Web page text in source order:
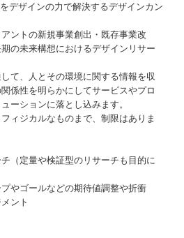
デザインの力で解決するデザインカン
ントの新規事業創出・既存事業改
の未来構想におけるデザインリサー
て、人とその環境に関する情報を収
係性を明らかにしてサービスやプロ
ーションに落とし込みます。
ィジカルなものまで、制限はありま
（定量や検証型のリサーチも目的に
やゴールなどの期待値調整や折衝
ント